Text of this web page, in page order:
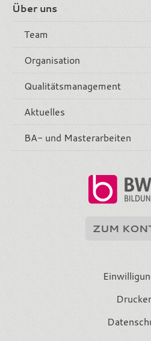
Über uns
Team
Organisation
Qualitätsmanagement
Aktuelles
BA- und Masterarbeiten
ZUM